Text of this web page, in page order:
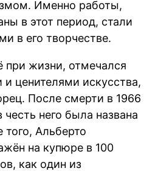
Именно работы,
в этот период, стали
в его творчестве.
жизни, отмечался
ценителями искусства,
После смерти в 1966
него была названа
Альберто
на купюре в 100
как один из